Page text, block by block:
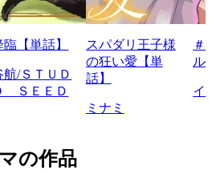
【単話】
航/ＳＴＵＤ
ＳＥＥＤ
スパダリ王子様
の狂い愛【単
話】
ミナミ
＃
ル
イ
の作品